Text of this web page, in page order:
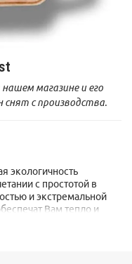
магазине и его
снят с производства.
экологичность
с простотой в
и экстремальной
Вам тепло и
в течение не менее 8